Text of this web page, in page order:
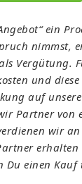
ein
nimmst,
Vergütung.
und
auf
Partner von
wir
Du einen Kauf